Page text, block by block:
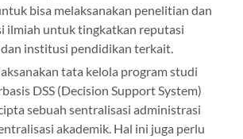
bisa melaksanakan penelitian dan
ilmiah untuk tingkatkan reputasi
institusi pendidikan terkait.
tata kelola program studi
DSS (Decision Support System)
sebuah sentralisasi administrasi
akademik. Hal ini juga perlu